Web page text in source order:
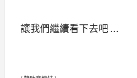
讓我們繼續看下去吧 ...